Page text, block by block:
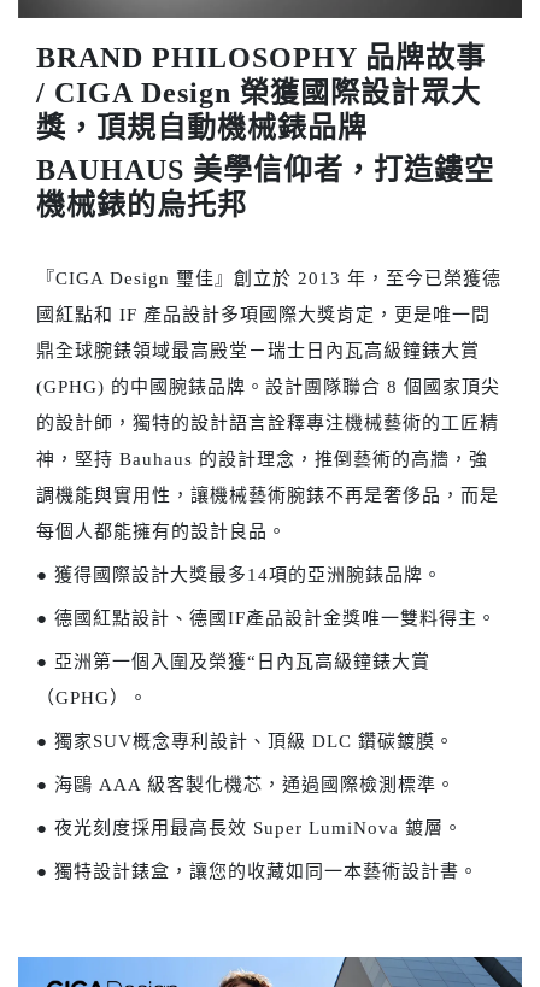
BRAND PHILOSOPHY 品牌故事
/ CIGA Design 榮獲國際設計眾大
獎，頂規自動機械錶品牌
BAUHAUS 美學信仰者，打造鏤空
機械錶的烏托邦
『CIGA Design 璽佳』創立於 2013 年，至今已榮獲德
國紅點和 IF 產品設計多項國際大獎肯定，更是唯一問
鼎全球腕錶領域最高殿堂－瑞士日內瓦高級鐘錶大賞
(GPHG) 的中國腕錶品牌。設計團隊聯合 8 個國家頂尖
的設計師，獨特的設計語言詮釋專注機械藝術的工匠精
神，堅持 Bauhaus 的設計理念，推倒藝術的高牆，強
調機能與實用性，讓機械藝術腕錶不再是奢侈品，而是
每個人都能擁有的設計良品。
● 獲得國際設計大獎最多14項的亞洲腕錶品牌。
● 德國紅點設計、德國IF產品設計金獎唯一雙料得主。
● 亞洲第一個入圍及榮獲“日內瓦高級鐘錶大賞
（GPHG）。
● 獨家SUV概念專利設計、頂級 DLC 鑽碳鍍膜。
● 海鷗 AAA 級客製化機芯，通過國際檢測標準。
● 夜光刻度採用最高長效 Super LumiNova 鍍層。
● 獨特設計錶盒，讓您的收藏如同一本藝術設計書。